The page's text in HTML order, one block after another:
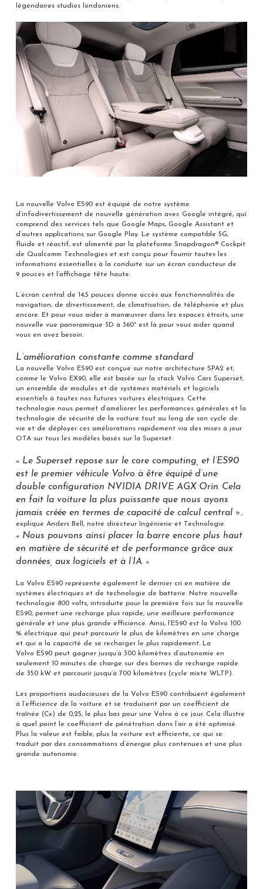
légendaires studios londoniens.
La nouvelle Volvo ES90 est équipé de notre système
d’infodivertissement de nouvelle génération avec Google intégré, qui
comprend des services tels que Google Maps, Google Assistant et
d’autres applications sur Google Play. Le système compatible 5G,
fluide et réactif, est alimenté par la plateforme Snapdragon® Cockpit
de Qualcomm Technologies et est conçu pour fournir toutes les
informations essentielles à la conduite sur un écran conducteur de
9 pouces et l’affichage tête haute.
L’écran central de 14,5 pouces donne accès aux fonctionnalités de
navigation, de divertissement, de climatisation, de téléphonie et plus
encore. Et pour vous aider à manœuvrer dans les espaces étroits, une
nouvelle vue panoramique 3D à 360° est là pour vous aider quand
vous en avez besoin.
L’amélioration constante comme standard
La nouvelle Volvo ES90 est conçue sur notre architecture SPA2 et,
comme le Volvo EX90, elle est basée sur la stack Volvo Cars Superset,
un ensemble de modules et de systèmes matériels et logiciels
essentiels à toutes nos futures voitures électriques. Cette
technologie nous permet d’améliorer les performances générales et la
technologie de sécurité de la voiture tout au long de son cycle de
vie et de déployer ces améliorations rapidement via des mises à jour
OTA sur tous les modèles basés sur la Superset.
« Le Superset repose sur le core computing, et l’ES90
est le premier véhicule Volvo à être équipé d’une
double configuration NVIDIA DRIVE AGX Orin. Cela
en fait la voiture la plus puissante que nous ayons
jamais créée en termes de capacité de calcul central » ,
explique Anders Bell, notre directeur Ingénierie et Technologie.
« Nous pouvons ainsi placer la barre encore plus haut
en matière de sécurité et de performance grâce aux
données, aux logiciels et à l’IA. »
La Volvo ES90 représente également le dernier cri en matière de
systèmes électriques et de technologie de batterie. Notre nouvelle
technologie 800 volts, introduite pour la première fois sur la nouvelle
ES90, permet une recharge plus rapide, une meilleure performance
générale et une plus grande efficience. Ainsi, l’ES90 est la Volvo 100
% électrique qui peut parcourir le plus de kilomètres en une charge
et qui a la capacité de se recharger le plus rapidement. La
Volvo ES90 peut gagner jusqu’à 300 kilomètres d’autonomie en
seulement 10 minutes de charge sur des bornes de recharge rapide
de 350 kW et parcourir jusqu’à 700 kilomètres (cycle mixte WLTP).
Les proportions audacieuses de la Volvo ES90 contribuent également
à l’efficience de la voiture et se traduisent par un coefficient de
traînée (Cx) de 0,25, le plus bas pour une Volvo à ce jour. Cela illustre
à quel point le coefficient de pénétration dans l’air a été optimisé.
Plus la valeur est faible, plus la voiture est efficiente, ce qui se
traduit par des consommations d’énergie plus contenues et une plus
grande autonomie.